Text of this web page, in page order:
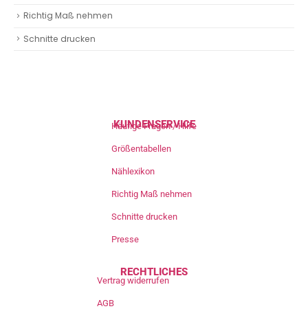
Richtig Maß nehmen
Schnitte drucken
KUNDENSERVICE
Häufige Fragen / Hilfe
Größentabellen
Nählexikon
Richtig Maß nehmen
Schnitte drucken
Presse
RECHTLICHES
Vertrag widerrufen
AGB